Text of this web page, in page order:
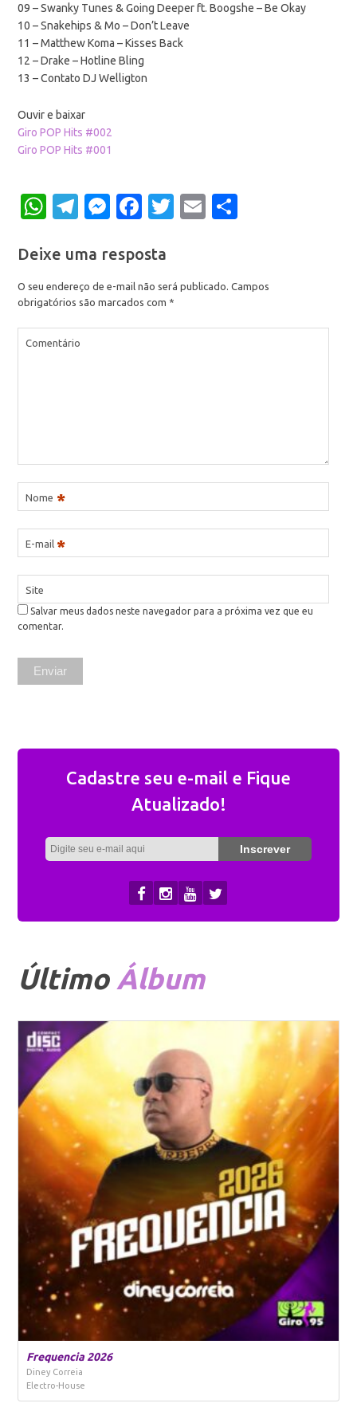
09 – Swanky Tunes & Going Deeper ft. Boogshe – Be Okay
10 – Snakehips & Mo – Don’t Leave
11 – Matthew Koma – Kisses Back
12 – Drake – Hotline Bling
13 – Contato DJ Welligton
Ouvir e baixar
Giro POP Hits #002
Giro POP Hits #001
WhatsApp
Telegram
Messenger
Facebook
Twitter
Email
Deixe uma resposta
O seu endereço de e-mail não será publicado. Campos
obrigatórios são marcados com *
Comentário
Nome *
E-mail *
Site
Salvar meus dados neste navegador para a próxima vez que eu
comentar.
Cadastre seu e-mail e Fique
Atualizado!
Último Álbum
Frequencia 2026
Diney Correia
Electro-House